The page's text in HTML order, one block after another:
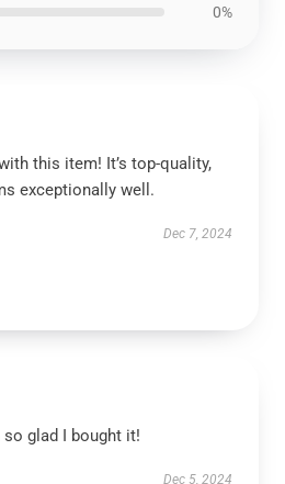
0%
this item! It’s top-quality,
exceptionally well.
Dec 7, 2024
so glad I bought it!
Dec 5, 2024